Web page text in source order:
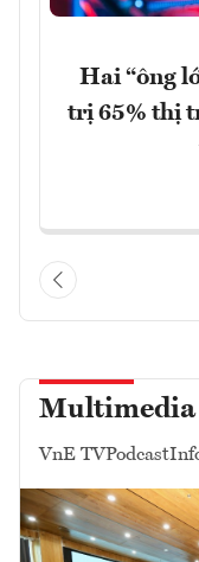
Hai “ông
trị 65% thị
Multimedia
VnE TVPodcast